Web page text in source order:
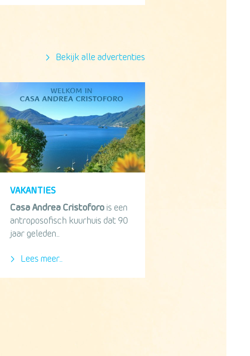
Bekijk alle advertenties
VAKANTIES
Casa Andrea Cristoforo is een
antroposofisch kuurhuis dat 90
jaar geleden...
Lees meer...
Ontvang Antroposofie
Update
Vul je naam en mailadres in en ontvang iedere 2